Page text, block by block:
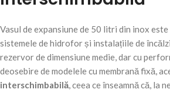
Vasul de expansiune de 50 litri din inox
sistemele de hidrofor și instalațiile de
rezervor de dimensiune medie, dar cu
deosebire de modelele cu membrană fixă,
interschimbabilă, ceea ce înseamnă că, la